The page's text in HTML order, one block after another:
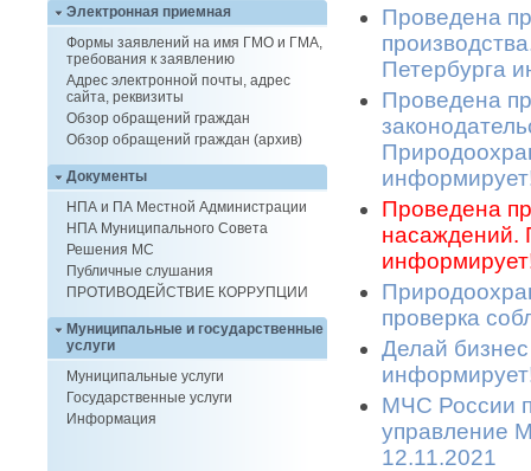
Электронная приемная
Формы заявлений на имя ГМО и ГМА,
требования к заявлению
Адрес электронной почты, адрес
сайта, реквизиты
Обзор обращений граждан
Обзор обращений граждан (архив)
Документы
НПА и ПА Местной Администрации
НПА Муниципального Совета
Решения МС
Публичные слушания
ПРОТИВОДЕЙСТВИЕ КОРРУПЦИИ
Муниципальные и государственные
услуги
Муниципальные услуги
Государственные услуги
Информация
Проведена
Петербурга
Проведена
Проведена
насаждений.
проверка
Делай
МЧС России
управление
12.11.2021